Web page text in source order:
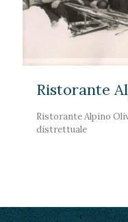
Ristorante
Ristorante Alpino
distrettuale